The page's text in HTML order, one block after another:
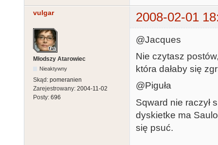
vulgar 2008-02-01
Młodszy Atarowiec
Nieaktywny
Skąd: pomeranien
Zarejestrowany: 2004-11-02
Posty: 696
@Jacques
Nie czytasz
która dałaby się
@Piguła
Sqward nie raczył
dyskietke ma
się psuć.